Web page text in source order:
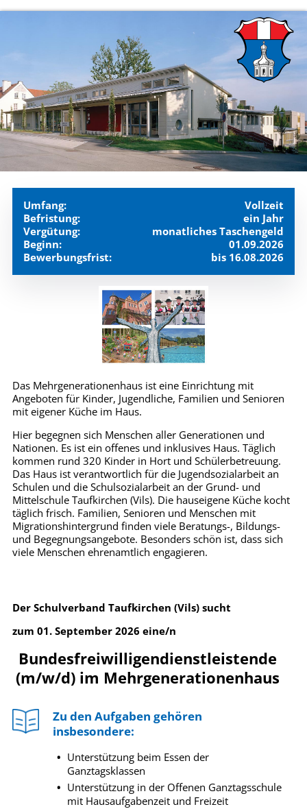
Umfang:
Vollzeit
Befristung:
ein Jahr
Vergütung:
monatliches Taschengeld
Beginn:
01.09.2026
Bewerbungsfrist:
bis 16.08.2026
Das Mehrgenerationenhaus ist eine Einrichtung mit
Angeboten für Kinder, Jugendliche, Familien und Senioren
mit eigener Küche im Haus.
Hier begegnen sich Menschen aller Generationen und
Nationen. Es ist ein offenes und inklusives Haus. Täglich
kommen rund 320 Kinder in Hort und Schülerbetreuung.
Das Haus ist verantwortlich für die Jugendsozialarbeit an
Schulen und die Schulsozialarbeit an der Grund- und
Mittelschule Taufkirchen (Vils). Die hauseigene Küche kocht
täglich frisch. Familien, Senioren und Menschen mit
Migrationshintergrund finden viele Beratungs-, Bildungs-
und Begegnungsangebote. Besonders schön ist, dass sich
viele Menschen ehrenamtlich engagieren.
Der Schulverband Taufkirchen (Vils) sucht
zum 01. September 2026 eine/n
Bundesfreiwilligendienstleistende
(m/w/d) im Mehrgenerationenhaus
Zu den Aufgaben gehören
insbesondere:
Unterstützung beim Essen der
Ganztagsklassen
Unterstützung in der Offenen Ganztagsschule
mit Hausaufgabenzeit und Freizeit